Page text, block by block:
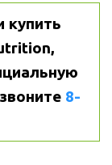
купить
8-